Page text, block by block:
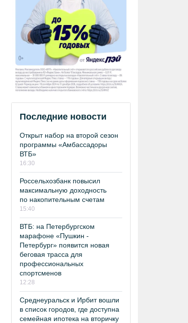
Последние новости
Открыт набор на второй сезон
программы «Амбассадоры
ВТБ»
16:30
Россельхозбанк повысил
максимальную доходность
по накопительным счетам
15:40
ВТБ: на Петербургском
марафоне «Пушкин -
Петербург» появится новая
беговая трасса для
профессиональных
спортсменов
12:28
Среднеуральск и Ирбит вошли
в список городов, где доступна
семейная ипотека на вторичку